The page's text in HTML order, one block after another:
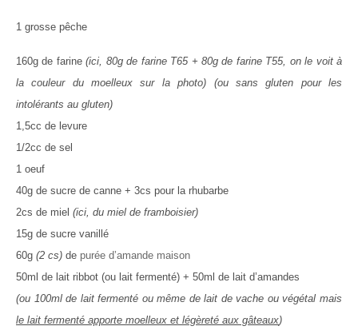
1 grosse pêche
160g de farine(ici, 80g de farine T65 + 80g de farine T55, on le voit à
la couleur du moelleux sur la photo) (ou sans gluten pour les
intolérants au gluten)
1,5cc de levure
1/2cc de sel
1 oeuf
40g de sucre de canne + 3cs pour la rhubarbe
2cs de miel (ici, du miel de framboisier)
15g de sucre vanillé
60g (2 cs) de purée d’amande maison
50ml de lait ribbot (ou lait fermenté) + 50ml de lait d’amandes
(ou 100ml de lait fermenté ou même de lait de vache ou végétal mais
le lait fermenté apporte moelleux et légèreté aux gâteaux)